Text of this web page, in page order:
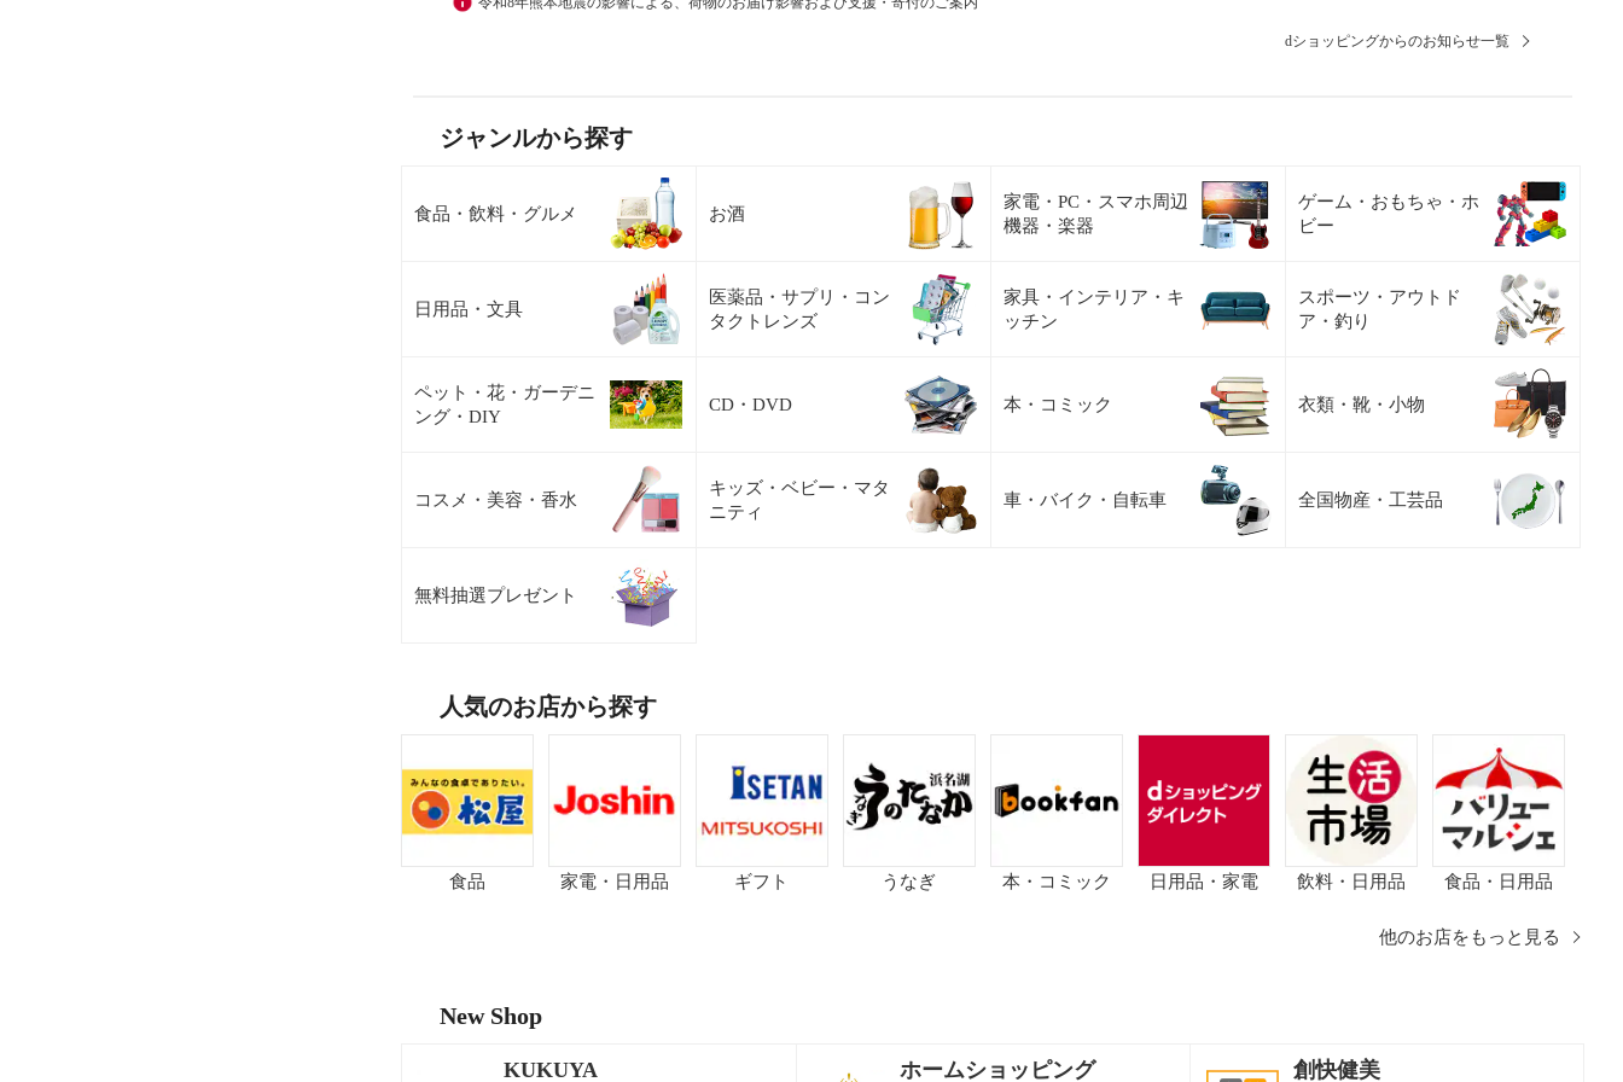
dショッピングからのお知らせ一覧
ジャンルから探す
食品・飲料・グルメ お酒
家電・PC・スマホ周辺
機器・楽器
ゲーム・おもちゃ・ホ
ビー
日用品・文具
医薬品・サプリ・コン
タクトレンズ
家具・インテリア・キ
ッチン
スポーツ・アウトド
ア・釣り
ペット・花・ガーデニ
ング・DIY
CD・DVD 本・コミック 衣類・靴・小物
コスメ・美容・香水
キッズ・ベビー・マタ
ニティ
車・バイク・自転車 全国物産・工芸品
無料抽選プレゼント
人気のお店から探す
食品 家電・日用品 ギフト うなぎ 本・コミック 日用品・家電 飲料・日用品 食品・日用品
他のお店をもっと見る
New Shop
KUKUYA ホームショッピング 創快健美